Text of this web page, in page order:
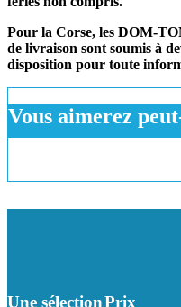
Pour la Corse, les DOM-
de livraison sont soumis à
disposition pour toute
Vous aimerez
Une sélectionPrix